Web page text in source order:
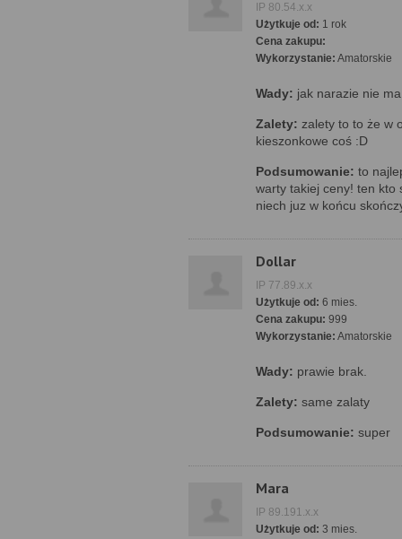
IP 80.54.x.x
Użytkuje od: 1 rok
Cena zakupu:
Wykorzystanie: Amatorskie
Wady: jak narazie nie
Zalety: zalety to to że w
kieszonkowe coś :D
Podsumowanie: to
warty takiej ceny! ten kto
niech juz w końcu
Dollar
IP 77.89.x.x
Użytkuje od: 6 mies.
Cena zakupu: 999
Wykorzystanie: Amatorskie
Wady: prawie brak.
Zalety: same zalaty
Podsumowanie: super
Mara
IP 89.191.x.x
Użytkuje od: 3 mies.